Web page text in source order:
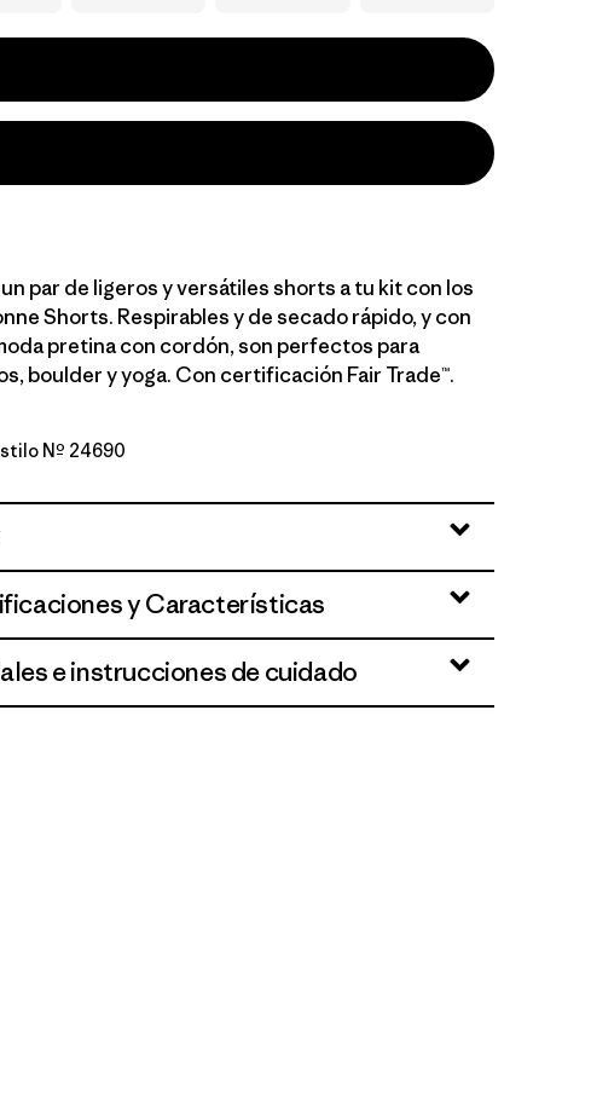
par de ligeros y versátiles shorts a tu kit con los
Shorts. Respirables y de secado rápido, y con
pretina con cordón, son perfectos para
boulder y yoga. Con certificación Fair Trade™.
Nº 24690
y Características
e instrucciones de cuidado